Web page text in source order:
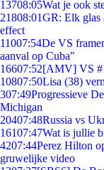
13708:05Wat je ook
21808:01GR: Elk glas
effect
11007:54De VS
aanval op Cuba"
16607:52[AMV] VS
10807:50Lisa (38)
307:49Progressieve
Michigan
20407:48Russia vs
16107:47Wat is jullie
4207:44Perez Hilton
gruwelijke video